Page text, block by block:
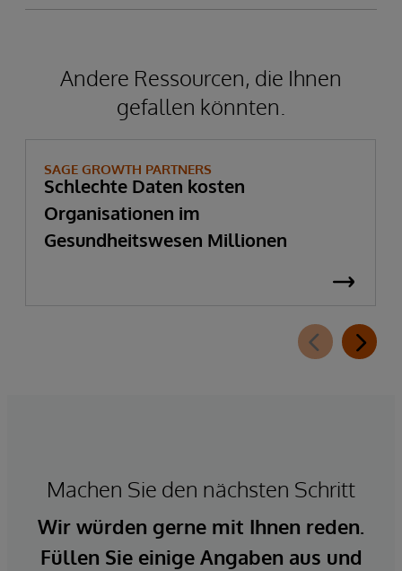
Andere Ressourcen, die Ihnen
gefallen könnten.
SAGE GROWTH PARTNERS
Schlechte Daten kosten
Organisationen im
Gesundheitswesen Millionen
Machen Sie den nächsten Schritt
Wir würden gerne mit Ihnen reden.
Füllen Sie einige Angaben aus und